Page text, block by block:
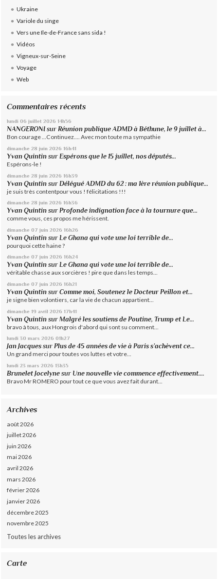
Ukraine
Variole du singe
Vers une Ile-de-France sans sida !
Vidéos
Vigneux-sur-Seine
Voyage
Web
Commentaires récents
lundi 06 juillet 2026 14h56
NANGERONI surRéunion publique ADMD à Béthune, le 9 juillet à...
Bon courage ...Continuez.... Avec mon toute ma sympathie
dimanche 28 juin 2026 16h41
Yvan Quintin surEspérons que le 15 juillet, nos députés...
Espérons-le !
dimanche 28 juin 2026 16h39
Yvan Quintin surDélégué ADMD du 62 : ma 1ère réunion publique...
je suis très contentpour vous ! félicitations !!!
dimanche 28 juin 2026 16h36
Yvan Quintin surProfonde indignation face à la tournure que...
comme vous, ces propos me hérissent.
dimanche 07 juin 2026 16h26
Yvan Quintin sur Le Ghana qui vote une loi terrible de...
pourquoi cette haine ?
dimanche 07 juin 2026 16h24
Yvan Quintin surLe Ghana qui vote une loi terrible de...
véritable chasse aux sorcières ! pire que dans les temps...
dimanche 07 juin 2026 16h21
Yvan Quintin surComme moi, Soutenez le Docteur Peillon et...
je signe bien volontiers, car la vie de chacun appartient...
dimanche 19 avril 2026 17h41
Yvan Quintin surMalgré les soutiens de Poutine, Trump et Le...
bravo à tous, aux Hongrois d'abord qui sont su comment...
lundi 30 mars 2026 01h27
Jan Jacques surPlus de 45 années de vie à Paris s’achèvent ce...
Un grand merci pour toutes vos luttes et votre...
lundi 23 mars 2026 13h35
Brunelet Jocelyne sur Une nouvelle vie commence effectivement....
Bravo Mr ROMERO pour tout ce que vous avez fait durant...
Archives
août 2026
juillet 2026
juin 2026
mai 2026
avril 2026
mars 2026
février 2026
janvier 2026
décembre 2025
novembre 2025
Toutes les archives
Carte